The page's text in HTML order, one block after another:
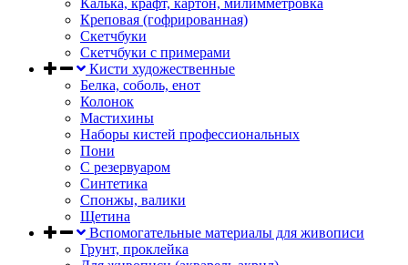
Калька, крафт, картон, милимметровка
Креповая (гофрированная)
Скетчбуки
Скетчбуки с примерами
Кисти художественные
Белка, соболь, енот
Колонок
Мастихины
Наборы кистей профессиональных
Пони
С резервуаром
Синтетика
Спонжы, валики
Щетина
Вспомогательные материалы для живописи
Грунт, проклейка